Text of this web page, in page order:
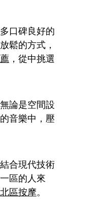
口碑良好的
鬆的方式，
，從中挑選
論是空間設
音樂中，壓
合現代技術
區的人來
北區按摩。